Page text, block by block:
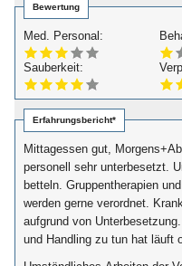
Bewertung
Med. Personal:
Sauberkeit:
Erfahrungsbericht*
Mittagessen gut,
personell sehr unterbesetzt.
betteln. Gruppentherapien
werden gerne verordnet.
aufgrund von
und Handling zu tun hat läuft